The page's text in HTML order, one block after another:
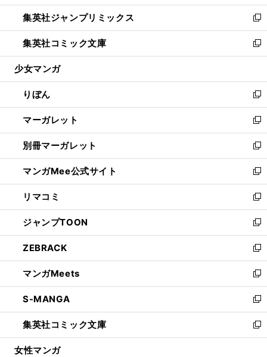
開
く
ウ
で
開
く
ン
ド
ウ
で
開
ウ
ィ
ン
ド
ウ
開
く
し
い
ウ
ィ
ン
ウ
で
開
く
集英社ジャンプリミックス
新
し
い
ウ
ン
ド
ウ
で
開
く
集英社コミック文庫
新
し
ウ
ィ
ン
ド
ウ
で
開
く
少女マンガ
りぼん
新
し
い
ウ
ィ
ン
ド
ウ
で
開
く
マーガレット
新
し
い
ウ
ィ
ン
ド
ウ
で
開
く
別冊マーガレット
新
し
い
ウ
ィ
ン
ド
ウ
で
開
く
マンガMee公式サイト
新
し
い
ウ
ィ
ン
ド
ウ
で
開
く
リマコミ
新
し
い
ウ
ィ
ン
ド
ウ
で
開
く
ジャンプTOON
新
し
い
ウ
ィ
ン
ド
ウ
で
開
ZEBRACK
新
し
い
ウ
ィ
ン
ド
ウ
マンガMeets
新
し
い
ウ
ィ
ン
S-MANGA
新
し
い
ウ
集英社コミック文庫
新
し
女性マンガ